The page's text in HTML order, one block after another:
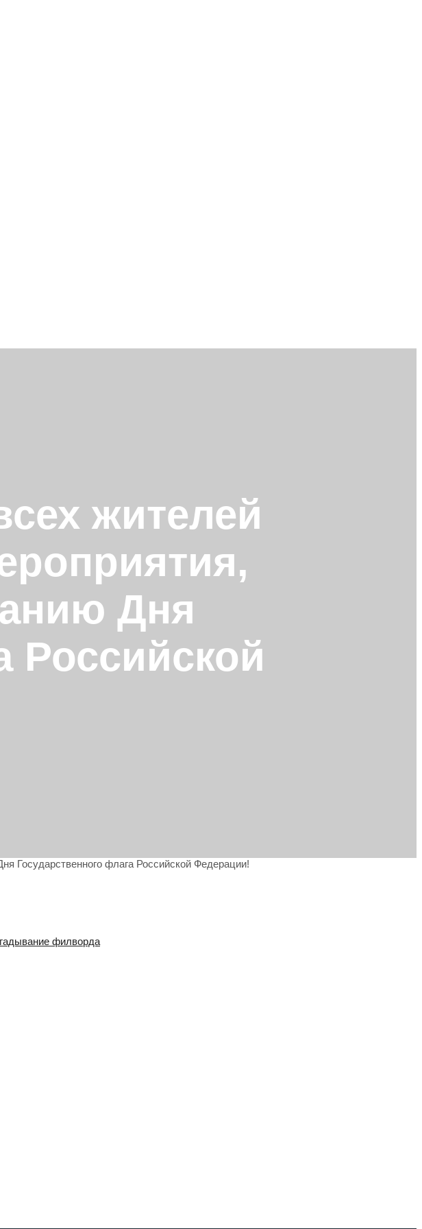
жителей
Дня
Российской
Государственного флага Российской Федерации!
филворда